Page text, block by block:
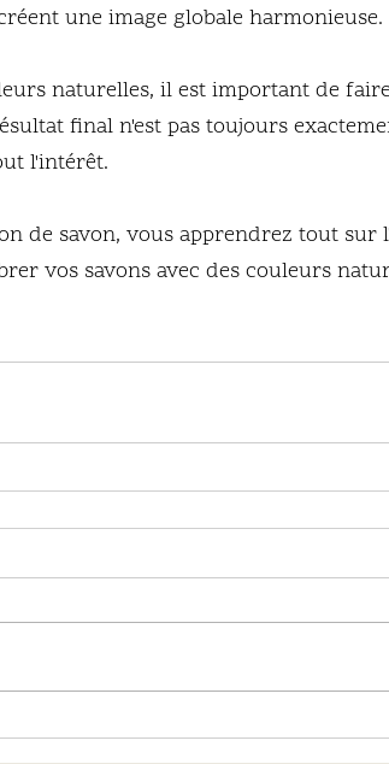
une image globale harmonieuse.
naturelles, il est important de
final n'est pas toujours
l'intérêt.
de savon, vous apprendrez tout
vos savons avec des couleurs